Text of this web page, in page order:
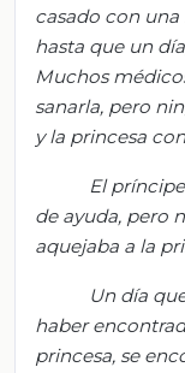
casado con una
hasta que un
Muchos
sanarla, pero
y la princesa
El
de ayuda, pero
aquejaba a la
Un día
haber
princesa, se